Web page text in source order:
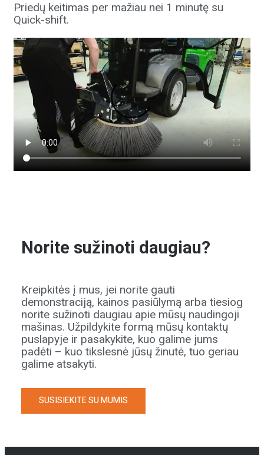
Priedų keitimas per mažiau nei 1 minutę su
Quick-shift.
Norite sužinoti daugiau?
Kreipkitės į mus, jei norite gauti
demonstraciją, kainos pasiūlymą arba tiesiog
norite sužinoti daugiau apie mūsų naudingoji
mašinas. Užpildykite formą mūsų kontaktų
puslapyje ir pasakykite, kuo galime jums
padėti – kuo tikslesnė jūsų žinutė, tuo geriau
galime atsakyti.
SUSISIEKITE SU MUMIS